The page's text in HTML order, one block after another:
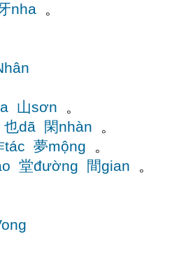
nha 。
山sơn 。
也dã 閑nhàn 。
tác 夢mộng 。
堂đường 間gian 。